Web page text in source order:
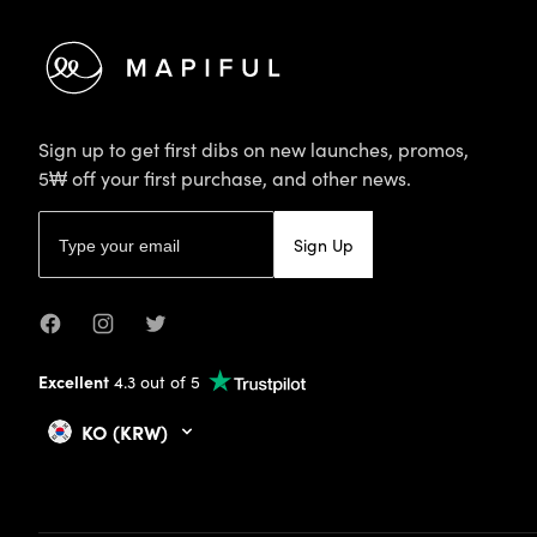
Sign up to get first dibs on new launches, promos,
5₩ off your first purchase, and other news.
Sign Up
FacebookInstagramTwitter
Excellent 4.3 out of 5
KO (KRW)